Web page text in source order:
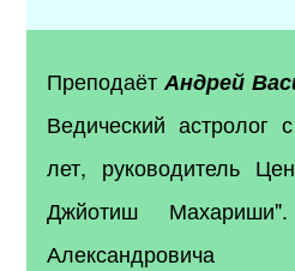
ПреподаётАндрей
Ведический
лет, руководитель
Джйотиш
Александровича